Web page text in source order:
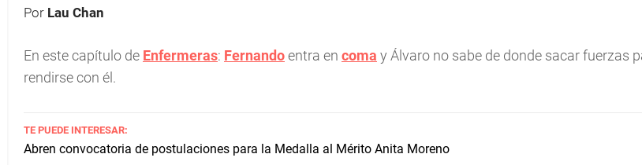
Por Lau Chan
En este capítulo de Enfermeras: Fernandoentra en coma y Álvaro no sabe de donde sacar fuerzas
rendirse con él.
TE PUEDE INTERESAR:
Abren convocatoria de postulaciones para la Medalla al Mérito Anita Moreno